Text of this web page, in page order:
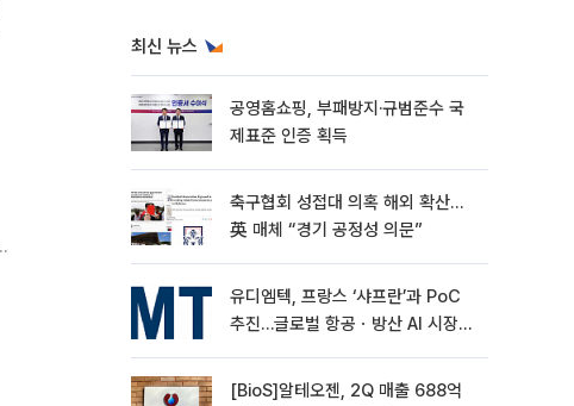
최신 뉴스
공영홈쇼핑, 부패방지·규범준수 국
제표준 인증 획득
축구협회 성접대 의혹 해외 확산…
英 매체 “경기 공정성 의문”
유디엠텍, 프랑스 ‘샤프란’과 PoC
추진…글로벌 항공ㆍ방산 AI 시장
[BioS]알테오젠, 2Q 매출 688억